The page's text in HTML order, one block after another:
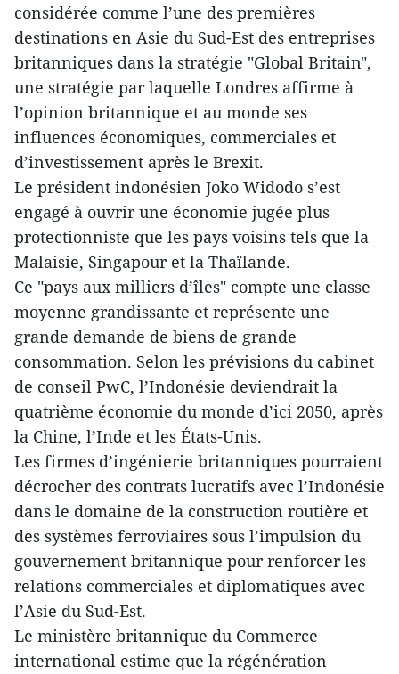
considérée comme l’une des premières
destinations en Asie du Sud-Est des entreprises
britanniques dans la stratégie "Global Britain",
une stratégie par laquelle Londres affirme à
l’opinion britannique et au monde ses
influences économiques, commerciales et
d’investissement après le Brexit.
Le président indonésien Joko Widodo s’est
engagé à ouvrir une économie jugée plus
protectionniste que les pays voisins tels que la
Malaisie, Singapour et la Thaïlande.
Ce "pays aux milliers d’îles" compte une classe
moyenne grandissante et représente une
grande demande de biens de grande
consommation. Selon les prévisions du cabinet
de conseil PwC, l’Indonésie deviendrait la
quatrième économie du monde d’ici 2050, après
la Chine, l’Inde et les États-Unis.
Les firmes d’ingénierie britanniques pourraient
décrocher des contrats lucratifs avec l’Indonésie
dans le domaine de la construction routière et
des systèmes ferroviaires sous l’impulsion du
gouvernement britannique pour renforcer les
relations commerciales et diplomatiques avec
l’Asie du Sud-Est.
Le ministère britannique du Commerce
international estime que la régénération